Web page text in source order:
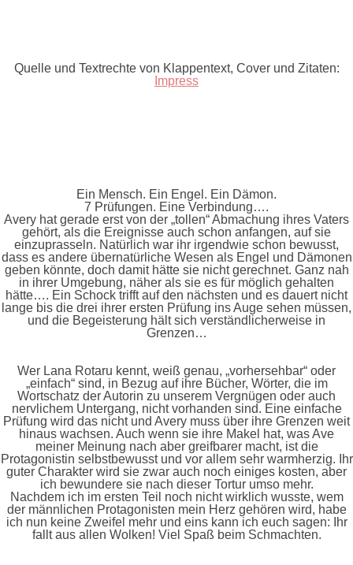
Quelle und Textrechte von Klappentext, Cover und Zitaten:
Impress
Ein Mensch. Ein Engel. Ein Dämon.
7 Prüfungen. Eine Verbindung….
Avery hat gerade erst von der „tollen“ Abmachung ihres Vaters
gehört, als die Ereignisse auch schon anfangen, auf sie
einzuprasseln. Natürlich war ihr irgendwie schon bewusst,
dass es andere übernatürliche Wesen als Engel und Dämonen
geben könnte, doch damit hätte sie nicht gerechnet. Ganz nah
in ihrer Umgebung, näher als sie es für möglich gehalten
hätte…. Ein Schock trifft auf den nächsten und es dauert nicht
lange bis die drei ihrer ersten Prüfung ins Auge sehen müssen,
und die Begeisterung hält sich verständlicherweise in
Grenzen…
Wer Lana Rotaru kennt, weiß genau, „vorhersehbar“ oder
„einfach“ sind, in Bezug auf ihre Bücher, Wörter, die im
Wortschatz der Autorin zu unserem Vergnügen oder auch
nervlichem Untergang, nicht vorhanden sind. Eine einfache
Prüfung wird das nicht und Avery muss über ihre Grenzen weit
hinaus wachsen. Auch wenn sie ihre Makel hat, was Ave
meiner Meinung nach aber greifbarer macht, ist die
Protagonistin selbstbewusst und vor allem sehr warmherzig. Ihr
guter Charakter wird sie zwar auch noch einiges kosten, aber
ich bewundere sie nach dieser Tortur umso mehr.
Nachdem ich im ersten Teil noch nicht wirklich wusste, wem
der männlichen Protagonisten mein Herz gehören wird, habe
ich nun keine Zweifel mehr und eins kann ich euch sagen: Ihr
fallt aus allen Wolken! Viel Spaß beim Schmachten.